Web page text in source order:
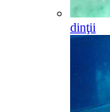
dinţii